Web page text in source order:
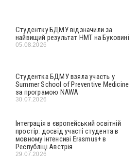
Студентку БДМУ відзначили за
найвищий результат НМТ на Буковині
05.08.2026
Студентка БДМУ взяла участь у
Summer School of Preventive Medicine
за програмою NAWA
30.07.2026
Інтеграція в європейський освітній
простір: досвід участі студента в
мовному інтенсиві Erasmus+ в
Республіці Австрія
29.07.2026